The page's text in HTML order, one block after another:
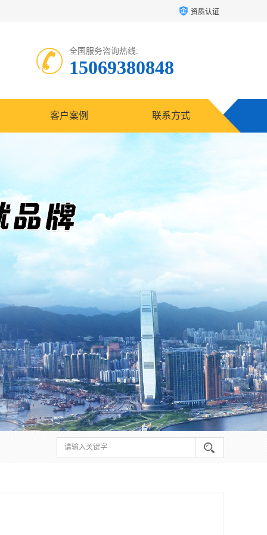
资质认证
全国服务咨询热线:
15069380848
客户案例 联系方式